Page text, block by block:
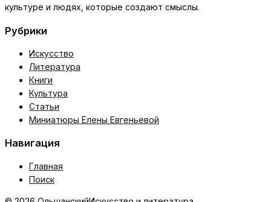
культуре и людях, которые создают смыслы.
Рубрики
Искусство
Литература
Книги
Культура
Статьи
Миниатюры Елены Евгеньевой
Навигация
Главная
Поиск